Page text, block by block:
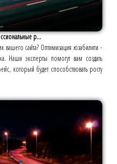
р...
вашего сайта? Оптимизация юзабилити -
Наши эксперты помогут вам создать
который будет способствовать росту